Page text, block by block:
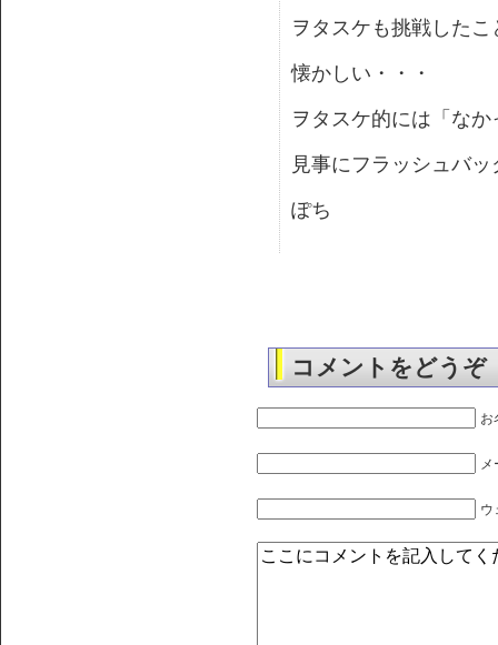
ヲタスケも挑戦した
懐かしい・・・
ヲタスケ的には「な
見事にフラッシュバ
ぽち
コメントをどうぞ
お
メ
ウ